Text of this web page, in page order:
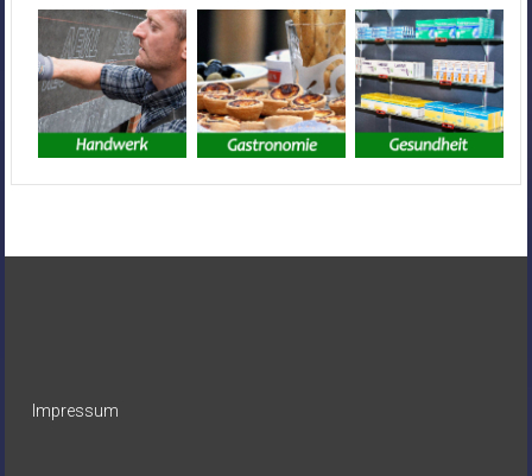
Impressum